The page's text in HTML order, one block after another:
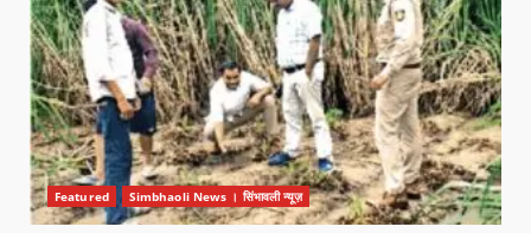
Featured Simbhaoli News । सिंभावली न्यूज़